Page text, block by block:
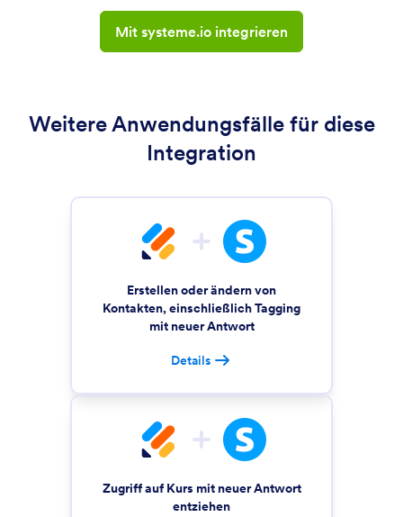
Mit systeme.io integrieren
Weitere Anwendungsfälle für diese
Integration
Erstellen oder ändern von
Kontakten, einschließlich Tagging
mit neuer Antwort
Details
Zugriff auf Kurs mit neuer Antwort
entziehen